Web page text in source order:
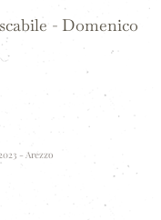
- Domenico
- Arezzo